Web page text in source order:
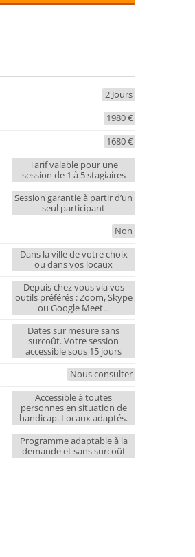
2 Jours
1980 €
1680 €
Tarif valable pour une
session de 1 à 5 stagiaires
Session garantie à partir d’un
seul participant
Non
Dans la ville de votre choix
ou dans vos locaux
Depuis chez vous via vos
outils préférés : Zoom, Skype
ou Google Meet...
Dates sur mesure sans
surcoût. Votre session
accessible sous 15 jours
Nous consulter
Accessible à toutes
personnes en situation de
handicap. Locaux adaptés.
Programme adaptable à la
demande et sans surcoût